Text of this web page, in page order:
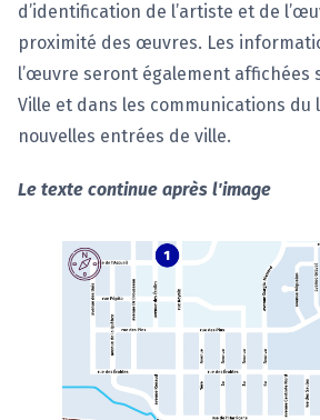
d’identification de l’artiste et de
proximité des œuvres. Les
l’œuvre seront également affichées
Ville et dans les communications du
nouvelles entrées de ville.
Le texte continue après l'image